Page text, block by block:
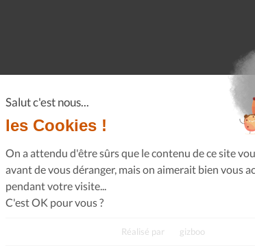
Salut c'est nous...
les Cookies !
On a attendu d'être sûrs que le contenu de ce site
avant de vous déranger, mais on aimerait bien vous
pendant votre visite...
C'est OK pour vous ?
Réalisé par gizboo